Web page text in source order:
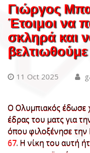
Γιώργος
Έτοιμοι να
σκληρά και
βελτιωθούμε
11 Oct 2025
Ο Ολυμπιακός έδωσε
έδρας του ματς για
όπου φιλοξένησε την
67. Η νίκη του αυτή